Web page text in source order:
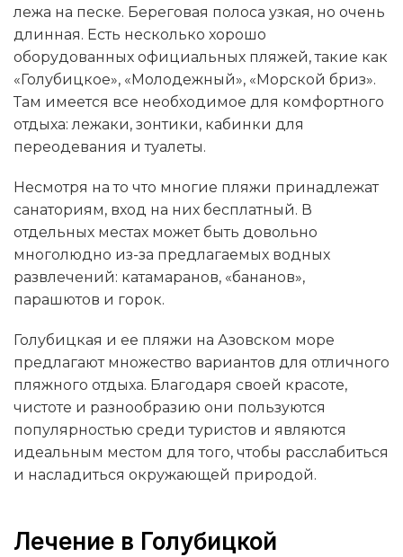
лежа на песке. Береговая полоса узкая, но очень
длинная. Есть несколько хорошо
оборудованных официальных пляжей, такие как
«Голубицкое», «Молодежный», «Морской бриз».
Там имеется все необходимое для комфортного
отдыха: лежаки, зонтики, кабинки для
переодевания и туалеты.
Несмотря на то что многие пляжи принадлежат
санаториям, вход на них бесплатный. В
отдельных местах может быть довольно
многолюдно из-за предлагаемых водных
развлечений: катамаранов, «бананов»,
парашютов и горок.
Голубицкая и ее пляжи на Азовском море
предлагают множество вариантов для отличного
пляжного отдыха. Благодаря своей красоте,
чистоте и разнообразию они пользуются
популярностью среди туристов и являются
идеальным местом для того, чтобы расслабиться
и насладиться окружающей природой.
Лечение в Голубицкой